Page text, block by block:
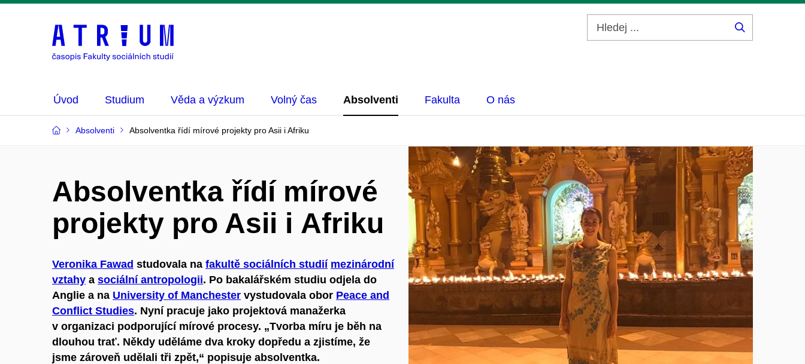
Úvod Studium Věda a výzkum Volný čas Absolventi Fakulta O nás
Absolventi Absolventka řídí mírové projekty pro Asii i Afriku
Absolventka řídí mírové
projekty pro Asii i Afriku
Veronika Fawad studovala na fakultě sociálních studií mezinárodní
vztahy a sociální antropologii. Po bakalářském studiu odjela do
Anglie a na University of Manchester vystudovala obor Peace and
Conflict Studies. Nyní pracuje jako projektová manažerka
v organizaci podporující mírové procesy. „Tvorba míru je běh na
dlouhou trať. Někdy uděláme dva kroky dopředu a zjistíme, že
jsme zároveň udělali tři zpět,“ popisuje absolventka.